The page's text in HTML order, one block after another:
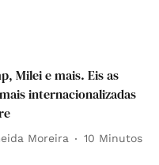
Milei e mais. Eis as
internacionalizadas
Moreira 10 Minutos